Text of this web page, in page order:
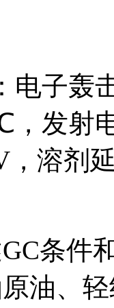
电子轰
，发射
，溶剂
条件
油、